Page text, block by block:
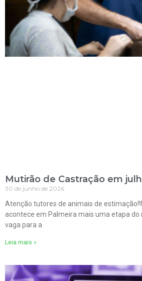
Mutirão de Castração em
30 de junho de 2026
Atenção tutores de animais de
acontece em Palmeira mais uma etapa do
vaga para a
Leia mais »